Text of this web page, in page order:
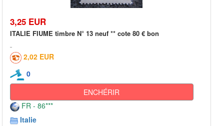
3,25 EUR
ITALIE FIUME timbre N° 13 neuf ** cote 80 € bon
2,02 EUR
0
ENCHÉRIR
FR - 86***
Italie